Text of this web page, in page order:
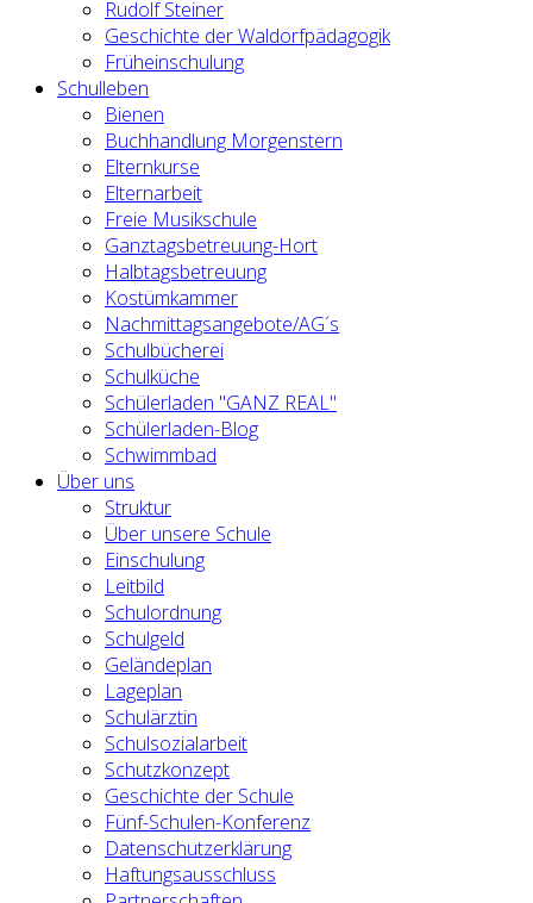
Rudolf Steiner
Geschichte der Waldorfpädagogik
Früheinschulung
Schulleben
Bienen
Buchhandlung Morgenstern
Elternkurse
Elternarbeit
Freie Musikschule
Ganztagsbetreuung-Hort
Halbtagsbetreuung
Kostümkammer
Nachmittagsangebote/AG´s
Schulbücherei
Schulküche
Schülerladen "GANZ REAL"
Schülerladen-Blog
Schwimmbad
Über uns
Struktur
Über unsere Schule
Einschulung
Leitbild
Schulordnung
Schulgeld
Geländeplan
Lageplan
Schulärztin
Schulsozialarbeit
Schutzkonzept
Geschichte der Schule
Fünf-Schulen-Konferenz
Datenschutzerklärung
Haftungsausschluss